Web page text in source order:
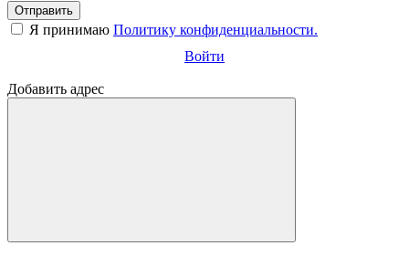
Отправить
Я принимаю Политику конфиденциальности.
Войти
Добавить адрес